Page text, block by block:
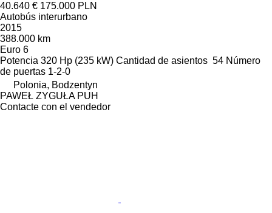
40.640 € 175.000 PLN
Autobús interurbano
2015
388.000 km
Euro 6
Potencia 320 Hp (235 kW) Cantidad de asientos 54 Número
de puertas 1-2-0
Polonia, Bodzentyn
PAWEŁ ZYGUŁA PUH
Contacte con el vendedor